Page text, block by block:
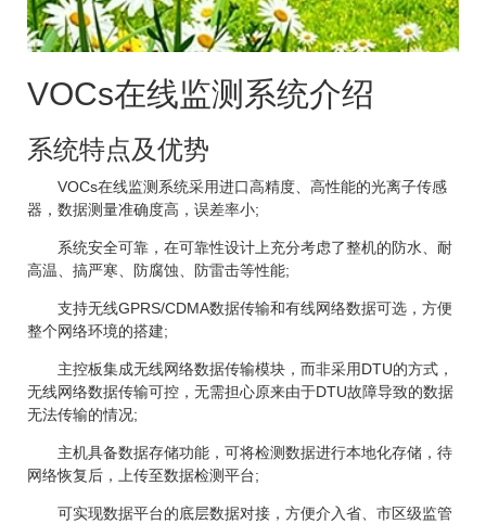
VOCs在线监测系统介绍
系统特点及优势
VOCs在线监测系统采用进口高精度、高性能的光离子传感
器，数据测量准确度高，误差率小;
系统安全可靠，在可靠性设计上充分考虑了整机的防水、耐
高温、搞严寒、防腐蚀、防雷击等性能;
支持无线GPRS/CDMA数据传输和有线网络数据可选，方便
整个网络环境的搭建;
主控板集成无线网络数据传输模块，而非采用DTU的方式，
无线网络数据传输可控，无需担心原来由于DTU故障导致的数据
无法传输的情况;
主机具备数据存储功能，可将检测数据进行本地化存储，待
网络恢复后，上传至数据检测平台;
可实现数据平台的底层数据对接，方便介入省、市区级监管